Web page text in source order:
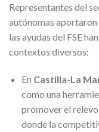
Representantes del
autónomas
las ayudas del FSE
contextos diversos:
En Castilla-La
como una
promover el
donde la